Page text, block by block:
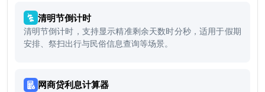
清明节倒计时
清明节倒计时，支持显示精准剩余天数时分秒，适用于假期
安排、祭扫出行与民俗信息查询等场景。
网商贷利息计算器